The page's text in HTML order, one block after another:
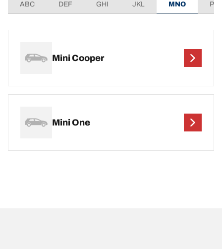
ABC DEF GHI JKL MNO
Mini Cooper
Mini One